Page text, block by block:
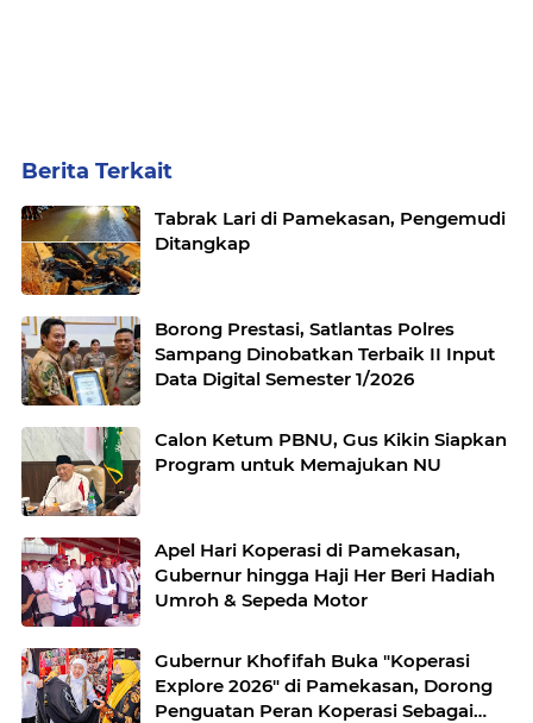
Berita Terkait
Tabrak Lari di Pamekasan, Pengemudi
Ditangkap
Borong Prestasi, Satlantas Polres
Sampang Dinobatkan Terbaik II Input
Data Digital Semester 1/2026
Calon Ketum PBNU, Gus Kikin Siapkan
Program untuk Memajukan NU
Apel Hari Koperasi di Pamekasan,
Gubernur hingga Haji Her Beri Hadiah
Umroh & Sepeda Motor
Gubernur Khofifah Buka "Koperasi
Explore 2026" di Pamekasan, Dorong
Penguatan Peran Koperasi Sebagai